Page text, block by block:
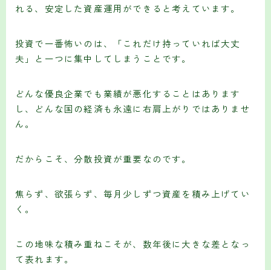
れる、安定した資産運用ができると考えています。
投資で一番怖いのは、「これだけ持っていれば大丈
夫」と一つに集中してしまうことです。
どんな優良企業でも業績が悪化することはあります
し、どんな国の経済も永遠に右肩上がりではありませ
ん。
だからこそ、分散投資が重要なのです。
焦らず、欲張らず、毎月少しずつ資産を積み上げてい
く。
この地味な積み重ねこそが、数年後に大きな差となっ
て表れます。